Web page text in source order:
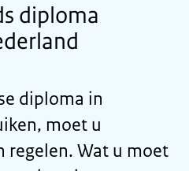
diploma
diploma in
moet u
regelen. Wat u moet